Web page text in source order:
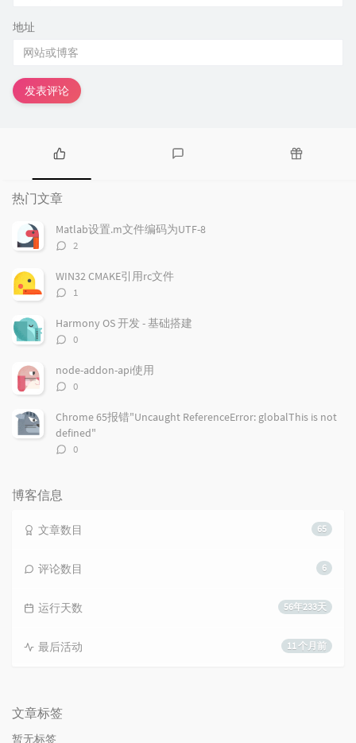
地址
发表评论
热
门
文
章
论
热门文章
Matlab设置.m文件编码为UTF-8
评
数：
2
WIN32 CMAKE引用rc文件
评
数：
1
Harmony OS 开发 - 基础搭建
评
数：
0
node-addon-api使用
评
数：
0
Chrome 65报错"Uncaught ReferenceError: globalThis is not
defined"
评
0
博客信息
65
文章数目
6
评论数目
56年233天
运行天数
11 个月前
最后活动
文章标签
暂无标签